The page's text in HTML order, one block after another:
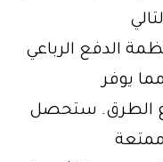
الدفع الرباعي
يوفر
الطرق. ستحصل
ممتعة